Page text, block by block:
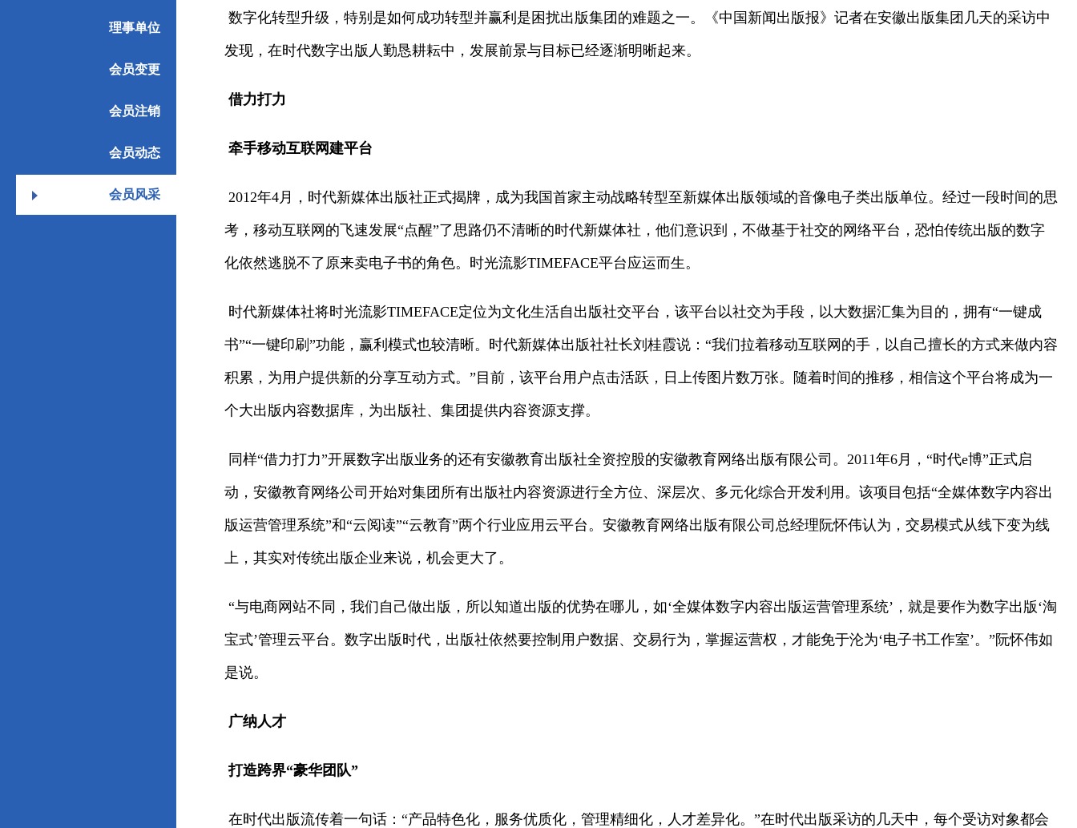
理事单位
会员变更
会员注销
会员动态
会员风采
数字化转型升级，特别是如何成功转型并赢利是困扰出版集团的难题之一。《中国新闻出版报》记者在安徽出版集团几天的采访中
发现，在时代数字出版人勤恳耕耘中，发展前景与目标已经逐渐明晰起来。
借力打力
牵手移动互联网建平台
2012年4月，时代新媒体出版社正式揭牌，成为我国首家主动战略转型至新媒体出版领域的音像电子类出版单位。经过一段时间的思
考，移动互联网的飞速发展“点醒”了思路仍不清晰的时代新媒体社，他们意识到，不做基于社交的网络平台，恐怕传统出版的数字
化依然逃脱不了原来卖电子书的角色。时光流影TIMEFACE平台应运而生。
时代新媒体社将时光流影TIMEFACE定位为文化生活自出版社交平台，该平台以社交为手段，以大数据汇集为目的，拥有“一键成
书”“一键印刷”功能，赢利模式也较清晰。时代新媒体出版社社长刘桂霞说：“我们拉着移动互联网的手，以自己擅长的方式来做内容
积累，为用户提供新的分享互动方式。”目前，该平台用户点击活跃，日上传图片数万张。随着时间的推移，相信这个平台将成为一
个大出版内容数据库，为出版社、集团提供内容资源支撑。
同样“借力打力”开展数字出版业务的还有安徽教育出版社全资控股的安徽教育网络出版有限公司。2011年6月，“时代e博”正式启
动，安徽教育网络公司开始对集团所有出版社内容资源进行全方位、深层次、多元化综合开发利用。该项目包括“全媒体数字内容出
版运营管理系统”和“云阅读”“云教育”两个行业应用云平台。安徽教育网络出版有限公司总经理阮怀伟认为，交易模式从线下变为线
上，其实对传统出版企业来说，机会更大了。
“与电商网站不同，我们自己做出版，所以知道出版的优势在哪儿，如‘全媒体数字内容出版运营管理系统’，就是要作为数字出版‘淘
宝式’管理云平台。数字出版时代，出版社依然要控制用户数据、交易行为，掌握运营权，才能免于沦为‘电子书工作室’。”阮怀伟如
是说。
广纳人才
打造跨界“豪华团队”
在时代出版流传着一句话：“产品特色化，服务优质化，管理精细化，人才差异化。”在时代出版采访的几天中，每个受访对象都会